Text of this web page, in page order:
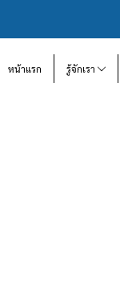
หน้าแรก รู้จักเรา